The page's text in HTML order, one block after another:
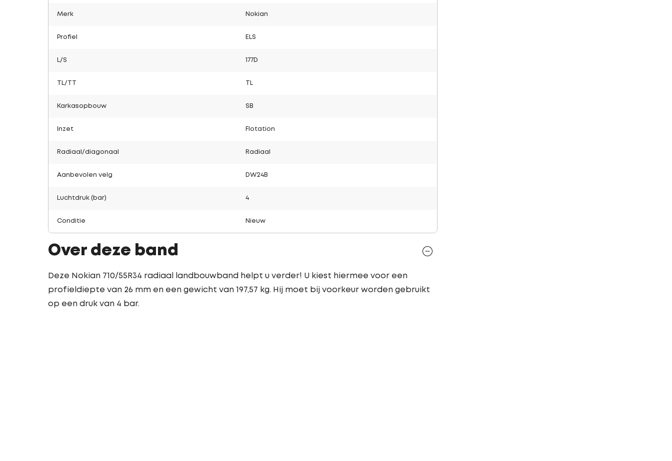
Merk Nokian
Profiel ELS
L/S 177D
TL/TT
Karkasopbouw SB
Inzet Flotation
Radiaal/diagonaal Radiaal
Aanbevolen velg DW24B
Luchtdruk (bar) 4
Conditie Nieuw
Over deze band
Deze Nokian 710/55R34 radiaal landbouwband helpt u verder! U kiest hiermee voor een
profieldiepte van 26 mm en een gewicht van 197,57 kg. Hij moet bij voorkeur worden gebruikt
op een druk van 4 bar.